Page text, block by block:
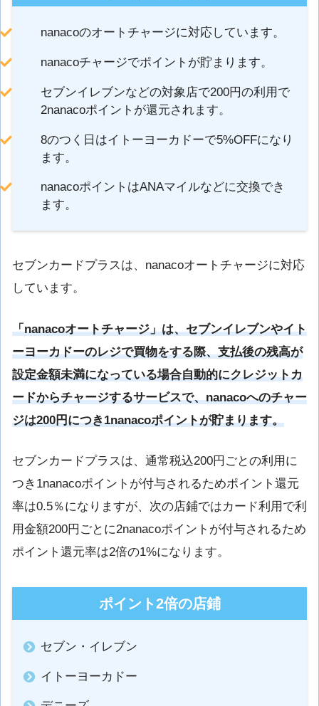
nanacoのオートチャージに対応しています。
nanacoチャージでポイントが貯まります。
セブンイレブンなどの対象店で200円の利用で
2nanacoポイントが還元されます。
8のつく日はイトーヨーカドーで5%OFFになり
ます。
nanacoポイントはANAマイルなどに交換でき
ます。
セブンカードプラスは、nanacoオートチャージに対応
しています。
「nanacoオートチャージ」は、セブンイレブンやイト
ーヨーカドーのレジで買物をする際、支払後の残高が
設定金額未満になっている場合自動的にクレジットカ
ードからチャージするサービスで、nanacoへのチャー
ジは200円につき1nanacoポイントが貯まります。
セブンカードプラスは、通常税込200円ごとの利用に
つき1nanacoポイントが付与されるためポイント還元
率は0.5％になりますが、次の店鋪ではカード利用で利
用金額200円ごとに2nanacoポイントが付与されるため
ポイント還元率は2倍の1%になります。
ポイント2倍の店鋪
セブン・イレブン
イトーヨーカドー